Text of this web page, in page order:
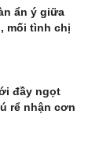
ẩn ý giữa
mối tình chị
đầy ngọt
rể nhận cơn